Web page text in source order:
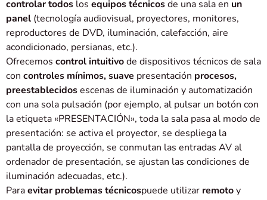
controlar todos los equipos técnicosde una sala en un
panel (tecnología audiovisual, proyectores, monitores,
reproductores de DVD, iluminación, calefacción, aire
acondicionado, persianas, etc.).
Ofrecemos control intuitivode dispositivos técnicos de sala
con controles mínimos, suave presentación procesos,
preestablecidosescenas de iluminación y automatización
con una sola pulsación (por ejemplo, al pulsar un botón con
la etiqueta «PRESENTACIÓN», toda la sala pasa al modo de
presentación: se activa el proyector, se despliega la
pantalla de proyección, se conmutan las entradas AV al
ordenador de presentación, se ajustan las condiciones de
iluminación adecuadas, etc.).
Paraevitar problemas técnicospuede utilizar remotoy